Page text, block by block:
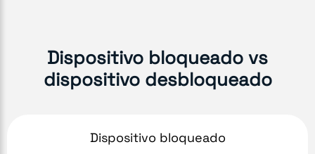
Dispositivo bloqueado vs
dispositivo desbloqueado
Dispositivo bloqueado